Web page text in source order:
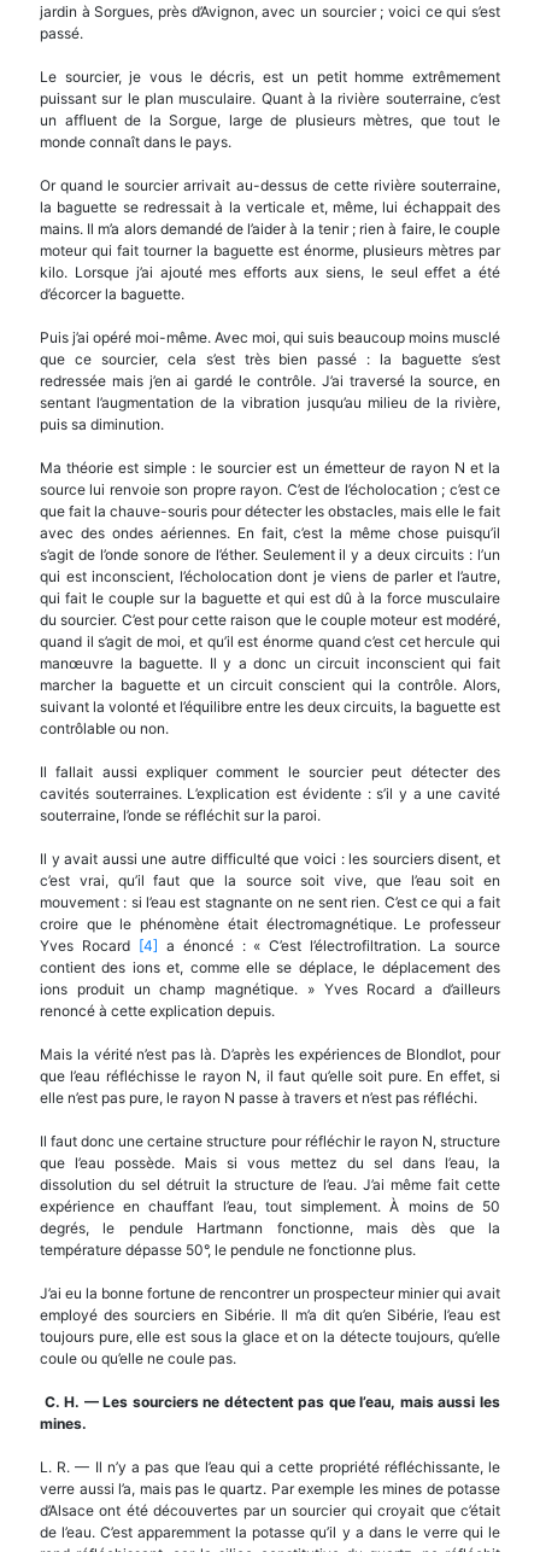
jardin à Sorgues, près d’Avignon, avec un sourcier ; voici ce qui s’est
passé.
Le sourcier, je vous le décris, est un petit homme extrêmement
puissant sur le plan musculaire. Quant à la rivière souterraine, c’est
un affluent de la Sorgue, large de plusieurs mètres, que tout le
monde connaît dans le pays.
Or quand le sourcier arrivait au-dessus de cette rivière souterraine,
la baguette se redressait à la verticale et, même, lui échappait des
mains. Il m’a alors demandé de l’aider à la tenir ; rien à faire, le couple
moteur qui fait tourner la baguette est énorme, plusieurs mètres par
kilo. Lorsque j’ai ajouté mes efforts aux siens, le seul effet a été
d’écorcer la baguette.
Puis j’ai opéré moi-même. Avec moi, qui suis beaucoup moins musclé
que ce sourcier, cela s’est très bien passé : la baguette s’est
redressée mais j’en ai gardé le contrôle. J’ai traversé la source, en
sentant l’augmentation de la vibration jusqu’au milieu de la rivière,
puis sa diminution.
Ma théorie est simple : le sourcier est un émetteur de rayon N et la
source lui renvoie son propre rayon. C’est de l’écholocation ; c’est ce
que fait la chauve-souris pour détecter les obstacles, mais elle le fait
avec des ondes aériennes. En fait, c’est la même chose puisqu’il
s’agit de l’onde sonore de l’éther. Seulement il y a deux circuits : l’un
qui est inconscient, l’écholocation dont je viens de parler et l’autre,
qui fait le couple sur la baguette et qui est dû à la force musculaire
du sourcier. C’est pour cette raison que le couple moteur est modéré,
quand il s’agit de moi, et qu’il est énorme quand c’est cet hercule qui
manœuvre la baguette. Il y a donc un circuit inconscient qui fait
marcher la baguette et un circuit conscient qui la contrôle. Alors,
suivant la volonté et l’équilibre entre les deux circuits, la baguette est
contrôlable ou non.
Il fallait aussi expliquer comment le sourcier peut détecter des
cavités souterraines. L’explication est évidente : s’il y a une cavité
souterraine, l’onde se réfléchit sur la paroi.
Il y avait aussi une autre difficulté que voici : les sourciers disent, et
c’est vrai, qu’il faut que la source soit vive, que l’eau soit en
mouvement : si l’eau est stagnante on ne sent rien. C’est ce qui a fait
croire que le phénomène était électromagnétique. Le professeur
Yves Rocard [4] a énoncé : « C’est l’électrofiltration. La source
contient des ions et, comme elle se déplace, le déplacement des
ions produit un champ magnétique. » Yves Rocard a d’ailleurs
renoncé à cette explication depuis.
Mais la vérité n’est pas là. D’après les expériences de Blondlot, pour
que l’eau réfléchisse le rayon N, il faut qu’elle soit pure. En effet, si
elle n’est pas pure, le rayon N passe à travers et n’est pas réfléchi.
Il faut donc une certaine structure pour réfléchir le rayon N, structure
que l’eau possède. Mais si vous mettez du sel dans l’eau, la
dissolution du sel détruit la structure de l’eau. J’ai même fait cette
expérience en chauffant l’eau, tout simplement. À moins de 50
degrés, le pendule Hartmann fonctionne, mais dès que la
température dépasse 50°, le pendule ne fonctionne plus.
J’ai eu la bonne fortune de rencontrer un prospecteur minier qui avait
employé des sourciers en Sibérie. Il m’a dit qu’en Sibérie, l’eau est
toujours pure, elle est sous la glace et on la détecte toujours, qu’elle
coule ou qu’elle ne coule pas.
C. H. —Les sourciers ne détectent pas que l’eau, mais aussi les
mines.
L. R. — Il n’y a pas que l’eau qui a cette propriété réfléchissante, le
verre aussi l’a, mais pas le quartz. Par exemple les mines de potasse
d’Alsace ont été découvertes par un sourcier qui croyait que c’était
de l’eau. C’est apparemment la potasse qu’il y a dans le verre qui le